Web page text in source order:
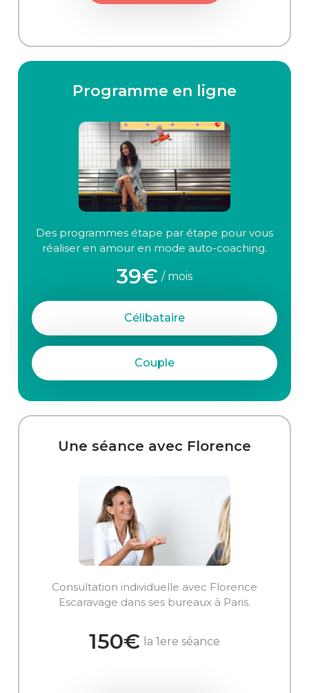
Programme en ligne
Des programmes étape par étape pour vous
réaliser en amour en mode auto-coaching.
39€ / mois
Célibataire
Couple
Une séance avec Florence
Consultation individuelle avec Florence
Escaravage dans ses bureaux à Paris.
150€ la 1ere séance